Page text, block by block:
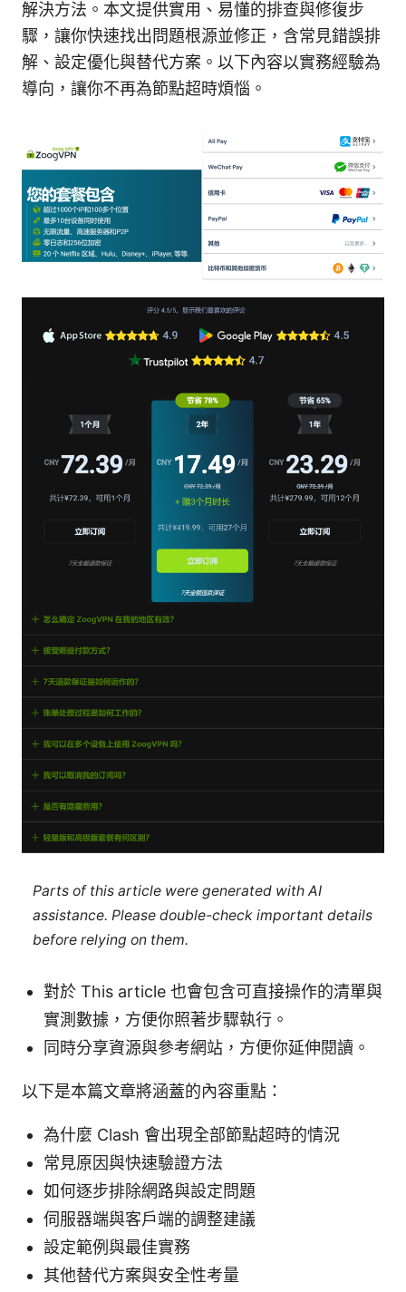
解決方法。本文提供實用、易懂的排查與修復步
驟，讓你快速找出問題根源並修正，含常見錯誤排
解、設定優化與替代方案。以下內容以實務經驗為
導向，讓你不再為節點超時煩惱。
Parts of this article were generated with AI
assistance. Please double-check important details
before relying on them.
對於 This article 也會包含可直接操作的清單與
實測數據，方便你照著步驟執行。
同時分享資源與參考網站，方便你延伸閱讀。
以下是本篇文章將涵蓋的內容重點：
為什麼 Clash 會出現全部節點超時的情況
常見原因與快速驗證方法
如何逐步排除網路與設定問題
伺服器端與客戶端的調整建議
設定範例與最佳實務
其他替代方案與安全性考量